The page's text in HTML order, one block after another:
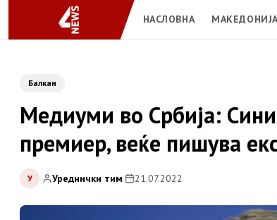
НАСЛОВНА МАКЕДОНИЈА
Балкан
Медиуми во Србија:
премиер, веќе пишува
У Уреднички тим| 21.07.2022